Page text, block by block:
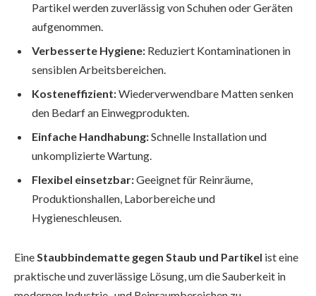
Partikel werden zuverlässig von Schuhen oder Geräten
aufgenommen.
Verbesserte Hygiene: Reduziert Kontaminationen in
sensiblen Arbeitsbereichen.
Kosteneffizient:Wiederverwendbare Matten senken
den Bedarf an Einwegprodukten.
Einfache Handhabung:Schnelle Installation und
unkomplizierte Wartung.
Flexibel einsetzbar:Geeignet für Reinräume,
Produktionshallen, Laborbereiche und
Hygieneschleusen.
EineStaubbindematte gegen Staub und Partikel ist eine
praktische und zuverlässige Lösung, um die Sauberkeit in